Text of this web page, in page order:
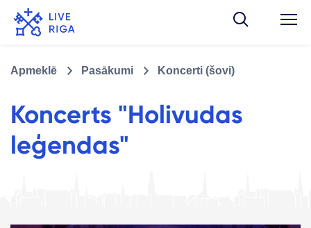
Apmeklē Pasākumi Koncerti (šovi)
Koncerts "Holivudas
leģendas"